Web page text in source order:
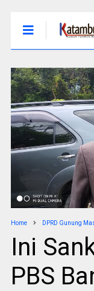
Home DPRD Gunung
Ini
PBS